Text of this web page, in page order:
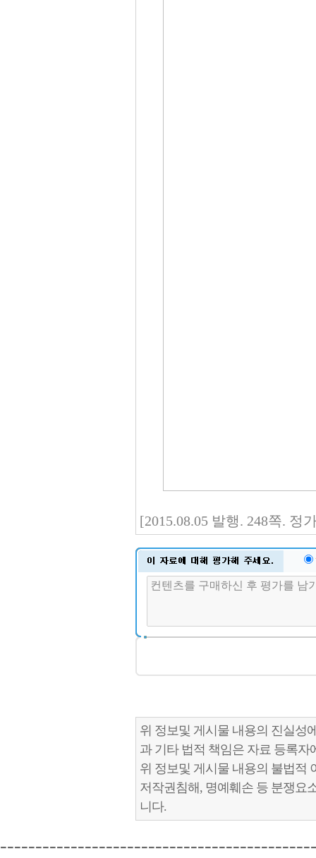
[2015.08.05 발행. 248쪽. 정
위 정보및 게시물 내용의 진실성
과 기타 법적 책임은 자료 등록자
위 정보및 게시물 내용의 불법적
저작권침해, 명예훼손 등 분쟁요
니다.